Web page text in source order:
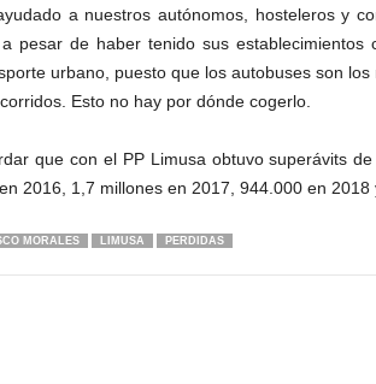
a nuestros autónomos, hosteleros y
pesar de haber tenido sus establecimientos
urbano, puesto que los autobuses son
Esto no hay por dónde cogerlo.
que con el PP Limusa obtuvo superávits
2016, 1,7 millones en 2017, 944.000 en 2018
MORALES LIMUSA PERDIDAS